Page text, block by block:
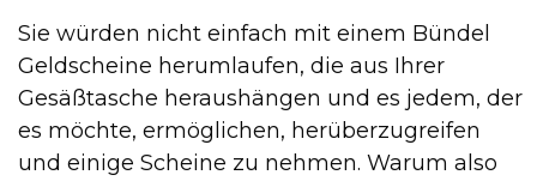
Sie würden nicht einfach mit einem Bündel
Geldscheine herumlaufen, die aus Ihrer
Gesäßtasche heraushängen und es jedem, der
es möchte, ermöglichen, herüberzugreifen
und einige Scheine zu nehmen. Warum also